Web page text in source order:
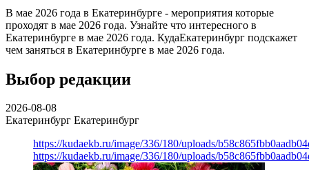
В мае 2026 года в Екатеринбурге - мероприятия которые
проходят в мае 2026 года. Узнайте что интересного в
Екатеринбурге в мае 2026 года. КудаЕкатеринбург подскажет
чем заняться в Екатеринбурге в мае 2026 года.
Выбор редакции
2026-08-08
Екатеринбург Екатеринбург
https://kudaekb.ru/image/336/180/uploads/
https://kudaekb.ru/image/336/180/uploads/